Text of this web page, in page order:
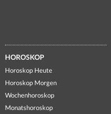
HOROSKOP
Horoskop Heute
Horoskop Morgen
Wochenhoroskop
Monatshoroskop